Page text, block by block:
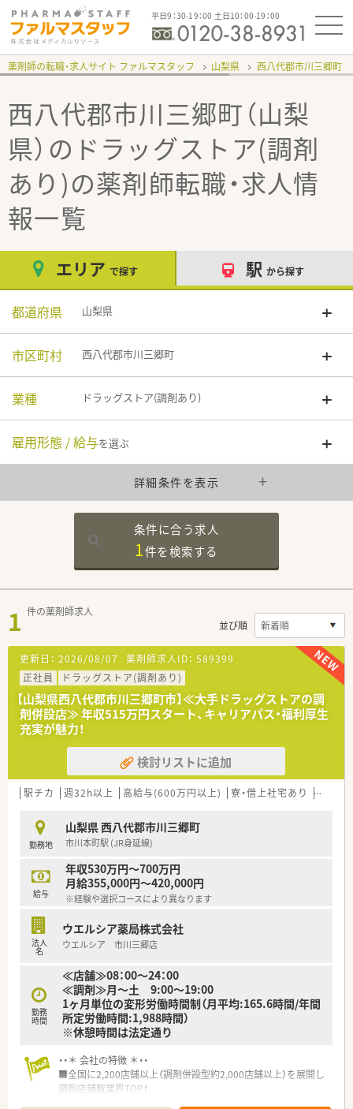
平日9：30-19：00 土日10：00-19：00
薬剤師の転職・求人サイト ファルマスタッフ 山梨県 西八代郡市川三郷町
西八代郡市川三郷町（山梨
県）のドラッグストア(調剤
あり)の薬剤師転職・求人情
報一覧
エリア で探す 駅 から探す
都道府県 山梨県
市区町村 西八代郡市川三郷町
業種 ドラッグストア(調剤あり)
雇用形態 / 給与を選ぶ
詳細条件を表示
条件に合う求人
1件を検索する
1 件の薬剤師求人
並び順
更新日： 2026/08/07 薬剤師求人ID： 589399
正社員
ドラッグストア(調剤あり)
【山梨県西八代郡市川三郷町市】≪大手ドラッグストアの調
剤併設店≫ 年収515万円スタート、キャリアパス・福利厚生
充実が魅力！
検討リストに追加
駅チカ 週32h以上 高給与(600万円以上) 寮・借上社宅あり 住宅補
勤務地
山梨県 西八代郡市川三郷町
市川本町駅 (JR身延線)
給与
年収530万円～700万円
月給355,000円～420,000円
※経験や選択コースにより異なります
法人
名
ウエルシア薬局株式会社
ウエルシア 市川三郷店
勤務
時間
≪店舗≫08：00～24：00
≪調剤≫月～土 9:00～19:00
1ヶ月単位の変形労働時間制（月平均:165.6時間/年間
所定労働時間:1,988時間）
※休憩時間は法定通り
・・＊ 会社の特徴 ＊・・
■全国に2,200店舗以上（調剤併設型約2,000店舗以上）を展開し
調剤店舗数業界TOP！